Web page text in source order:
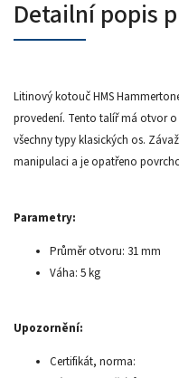
Detailní popis
Litinový kotouč HMS
provedení. Tento talíř má otvor
všechny typy klasických os.
manipulaci a je opatřeno
Parametry:
Průměr otvoru: 31 mm
Váha: 5 kg
Upozornění:
Certifikát, norma: